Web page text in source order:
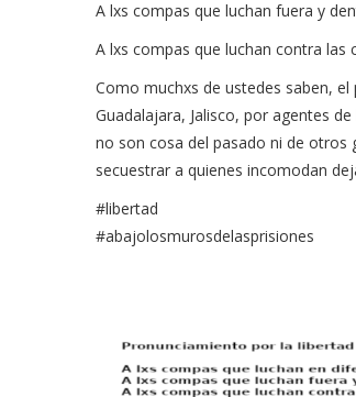
A lxs compas que luchan fuera y
A lxs compas que luchan contra las
Como muchxs de ustedes saben,
Guadalajara, Jalisco, por agentes
no son cosa del pasado ni de otros
secuestrar a quienes incomodan
#libertad
#abajolosmurosdelasprisiones